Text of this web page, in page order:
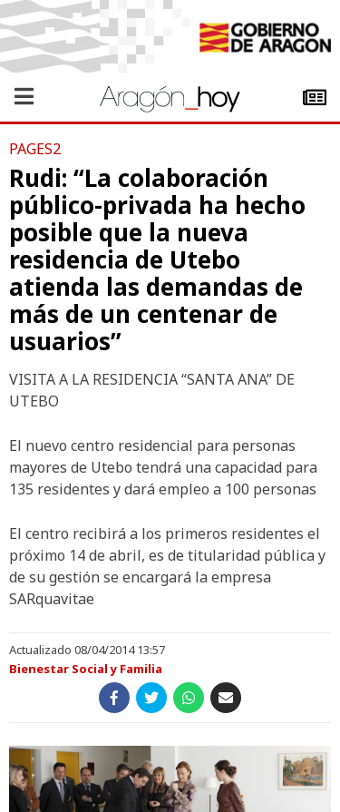
PAGES2
Rudi: “La colaboración
público-privada ha hecho
posible que la nueva
residencia de Utebo
atienda las demandas de
más de un centenar de
usuarios”
VISITA A LA RESIDENCIA “SANTA ANA” DE
UTEBO
El nuevo centro residencial para personas
mayores de Utebo tendrá una capacidad para
135 residentes y dará empleo a 100 personas
El centro recibirá a los primeros residentes el
próximo 14 de abril, es de titularidad pública y
de su gestión se encargará la empresa
SARquavitae
Actualizado 08/04/2014 13:57
Bienestar Social y Familia